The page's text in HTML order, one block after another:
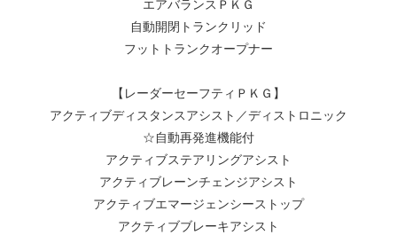
エアバランスＰＫＧ
自動開閉トランクリッド
フットトランクオープナー
【レーダーセーフティＰＫＧ】
アクティブディスタンスアシスト／ディストロニック
☆自動再発進機能付
アクティブステアリングアシスト
アクティブレーンチェンジアシスト
アクティブエマージェンシーストップ
アクティブブレーキアシスト